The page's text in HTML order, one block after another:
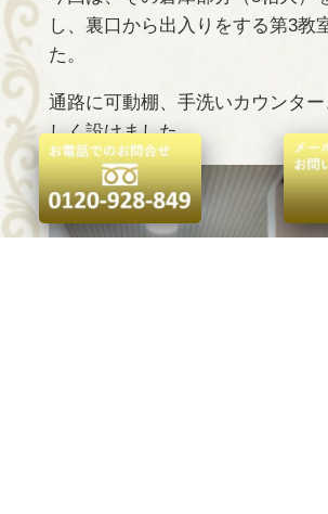
し、裏口から出入りをする第3教
た。
通路に可動棚、手洗いカウンタ
しく設けました。